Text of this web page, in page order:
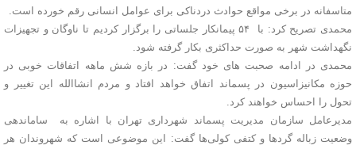
متاسفانه در برخی مواقع حوادث دردناکی برای عوامل انسانی رقم خورده است.
محمدی تصریح کرد: با ۵۴ پیمانکار جلساتی را برگزار کردیم تا ناوگان و تجهیزات
نگهداشت شهر به صورت حداکثری بکار گرفته شود.
محمدی در ادامه صحبت های خود گفت: در بازه شش ماهه اتفاقات خوبی در
حوزه مکانیزاسیون در پسماند اتفاق خواهد افتاد و مردم انشاالله این تغییر و
تحول را احساس خواهند کرد.
مدیرعامل سازمان مدیریت پسماند شهرداری تهران با اشاره به ساماندهی
وضعیت زباله گردها و کتفی کولی‌ها گفت: این موضوعی است که شهروندان هر